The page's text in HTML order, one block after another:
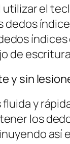
el
de
y sin
y
los
así